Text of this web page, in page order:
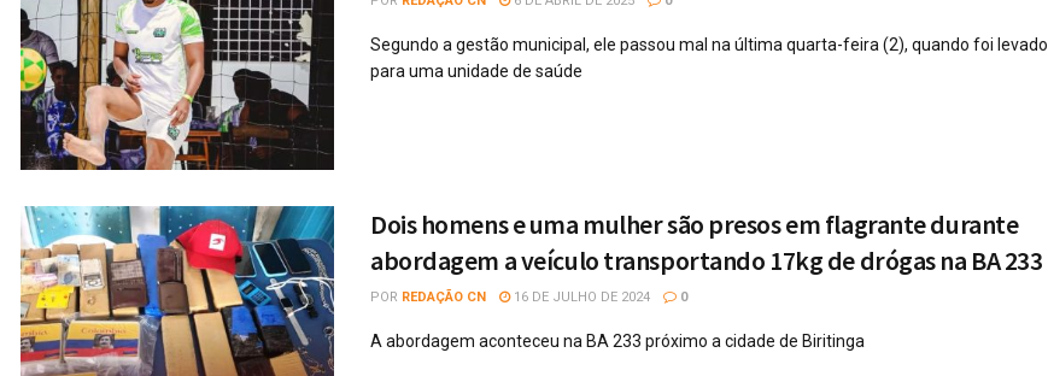
Segundo a gestão municipal, ele passou mal na última quarta-feira (2), quando foi levado
para uma unidade de saúde
Dois homens e uma mulher são presos em flagrante durante
abordagem a veículo transportando 17kg de drógas na BA 233
POR REDAÇÃO CN 16 DE JULHO DE 2024 0
A abordagem aconteceu na BA 233 próximo a cidade de Biritinga